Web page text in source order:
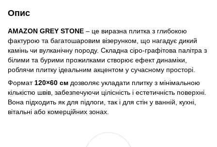
Опис
AMAZON GREY STONE – це виразна плитка з глибокою
фактурою та багатошаровим візерунком, що нагадує дикий
камінь чи вулканічну породу. Складна сіро-графітова палітра з
білими та бурими прожилками створює ефект динаміки,
роблячи плитку ідеальним акцентом у сучасному просторі.
Формат 120×60 см дозволяє укладати плитку з мінімальною
кількістю швів, забезпечуючи цілісність і естетичність поверхні.
Вона підходить як для підлоги, так і для стін у ванній, кухні,
вітальні або комерційних зонах.